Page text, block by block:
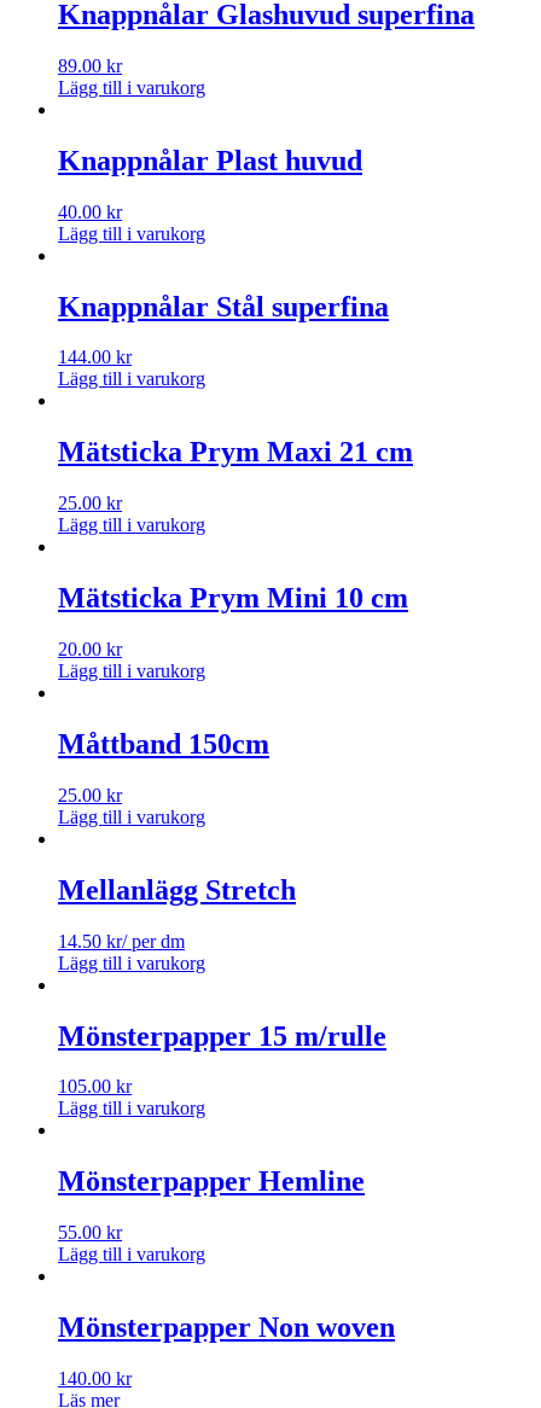
Knappnålar Glashuvud superfina
89.00 kr
Lägg till i varukorg
Knappnålar Plast huvud
40.00 kr
Lägg till i varukorg
Knappnålar Stål superfina
144.00 kr
Lägg till i varukorg
Mätsticka Prym Maxi 21 cm
25.00 kr
Lägg till i varukorg
Mätsticka Prym Mini 10 cm
20.00 kr
Lägg till i varukorg
Måttband 150cm
25.00 kr
Lägg till i varukorg
Mellanlägg Stretch
14.50 kr/ per dm
Lägg till i varukorg
Mönsterpapper 15 m/rulle
105.00 kr
Lägg till i varukorg
Mönsterpapper Hemline
55.00 kr
Lägg till i varukorg
Mönsterpapper Non woven
140.00 kr
Läs mer